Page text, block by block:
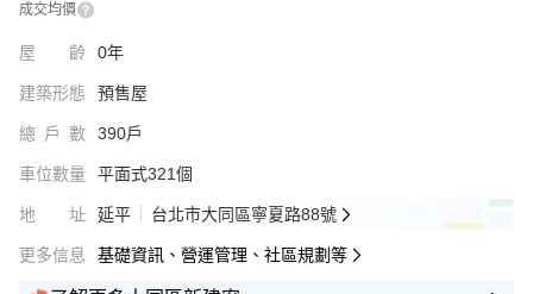
成交均價
屋齡 0年
建築形態 預售屋
總戶數 390戶
車位數量 平面式321個
地址 延平 台北市大同區寧夏路88號
更多信息 基礎資訊、營運管理、社區規劃等